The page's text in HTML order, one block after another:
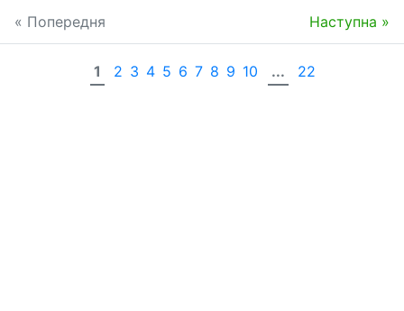
« Попередня Наступна »
1 2 3 4 5 6 7 8 9 10 ... 22